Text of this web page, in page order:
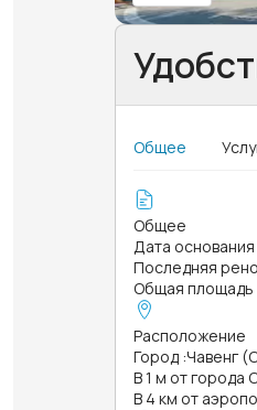
Общее
Общее
Дата основания
Последняя
Общая площадь
Расположение
Город :Чавенг
В 1 м от города
В 4 км от